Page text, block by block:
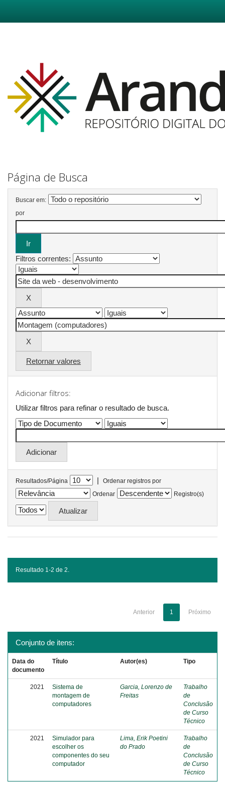
Página de Busca
Buscar em:
por
Filtros correntes:
Retornar valores
Adicionar filtros:
Utilizar filtros para refinar o resultado de busca.
Resultados/Página |
Ordenar registros por
Ordenar
Registro(s)
Resultado 1-2 de 2.
Anterior 1 Próximo
Conjunto de itens:
Data do
documento
Título Autor(es) Tipo
2021
Sistema de
montagem de
computadores
Garcia, Lorenzo de
Freitas
Trabalho
de
Conclusão
de Curso
Técnico
2021
Simulador para
escolher os
componentes do seu
computador
Lima, Erik Poetini
do Prado
Trabalho
de
Conclusão
de Curso
Técnico